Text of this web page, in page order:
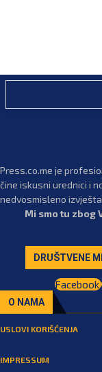
Press.co.me je
čine iskusni urednici i
nedvosmisleno
Mi smo tu zbog
DRUŠTVENE
Facebook
O NAMA
USLOVI KORIŠĆENJA
IMPRESSUM